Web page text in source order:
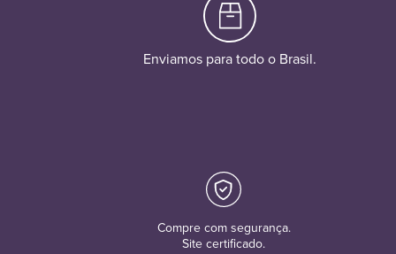
Enviamos para todo o Brasil.
Compre com segurança.
Site certificado.